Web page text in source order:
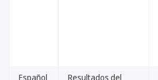
Español Resultados del